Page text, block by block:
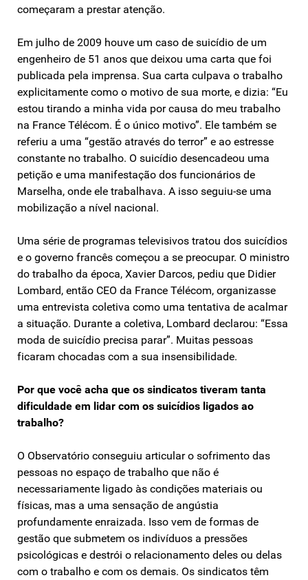
começaram a prestar atenção.
Em julho de 2009 houve um caso de suicídio de um
engenheiro de 51 anos que deixou uma carta que foi
publicada pela imprensa. Sua carta culpava o trabalho
explicitamente como o motivo de sua morte, e dizia: “Eu
estou tirando a minha vida por causa do meu trabalho
na France Télécom. É o único motivo”. Ele também se
referiu a uma “gestão através do terror” e ao estresse
constante no trabalho. O suicídio desencadeou uma
petição e uma manifestação dos funcionários de
Marselha, onde ele trabalhava. A isso seguiu-se uma
mobilização a nível nacional.
Uma série de programas televisivos tratou dos suicídios
e o governo francês começou a se preocupar. O ministro
do trabalho da época, Xavier Darcos, pediu que Didier
Lombard, então CEO da France Télécom, organizasse
uma entrevista coletiva como uma tentativa de acalmar
a situação. Durante a coletiva, Lombard declarou: “Essa
moda de suicídio precisa parar”. Muitas pessoas
ficaram chocadas com a sua insensibilidade.
Por que você acha que os sindicatos tiveram tanta
dificuldade em lidar com os suicídios ligados ao
trabalho?
O Observatório conseguiu articular o sofrimento das
pessoas no espaço de trabalho que não é
necessariamente ligado às condições materiais ou
físicas, mas a uma sensação de angústia
profundamente enraizada. Isso vem de formas de
gestão que submetem os indivíduos a pressões
psicológicas e destrói o relacionamento deles ou delas
com o trabalho e com os demais. Os sindicatos têm